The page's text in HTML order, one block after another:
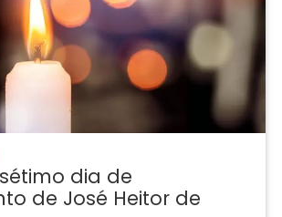
dia de
de José Heitor de